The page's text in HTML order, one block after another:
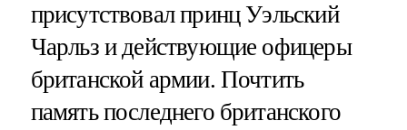
присутствовал принц Уэльский
Чарльз и действующие офицеры
британской армии. Почтить
память последнего британского